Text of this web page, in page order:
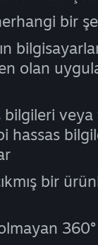
bir
olan
bilgileri
hassas
bir